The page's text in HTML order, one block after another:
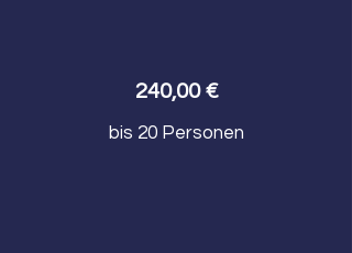
240,00 €
bis 20 Personen